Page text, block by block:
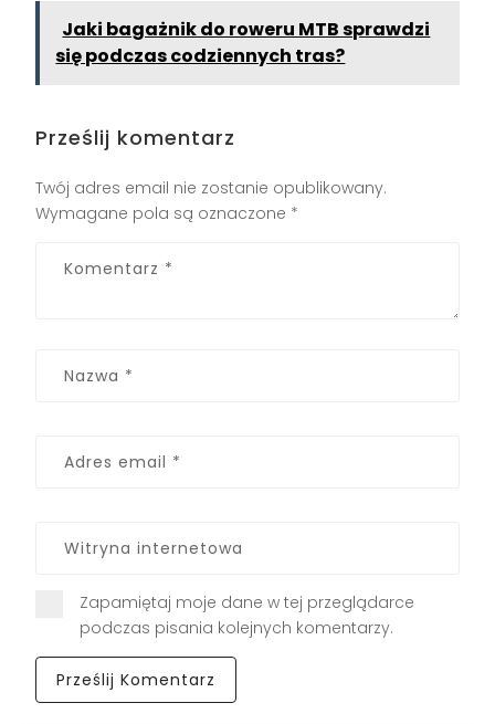
Jaki bagażnik do roweru MTB sprawdzi
się podczas codziennych tras?
Prześlij komentarz
Twój adres email nie zostanie opublikowany.
Wymagane pola są oznaczone *
Zapamiętaj moje dane w tej przeglądarce
podczas pisania kolejnych komentarzy.